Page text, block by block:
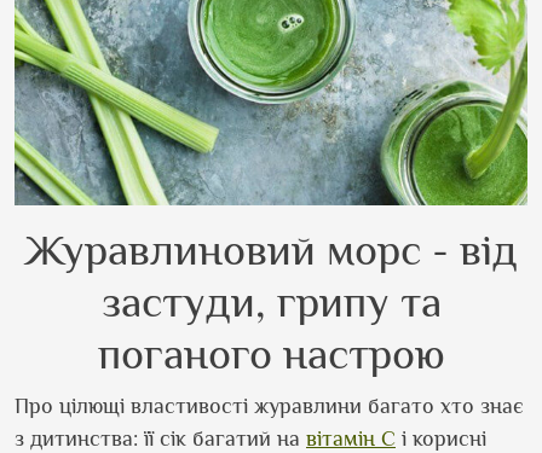
Журавлиновий морс - від
застуди, грипу та
поганого настрою
Про цілющі властивості журавлини багато хто знає
з дитинства: її сік багатий на вітамін С і корисні